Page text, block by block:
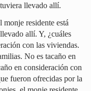
llevado allí.
residente está
allí. Y, ¿cuáles
con las viviendas.
No es tacaño en
en consideración con
fueron ofrecidas por la